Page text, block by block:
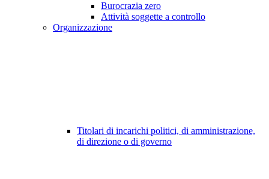
Burocrazia zero
Attività soggette a controllo
Organizzazione
Titolari di incarichi politici, di amministrazione,
di direzione o di governo